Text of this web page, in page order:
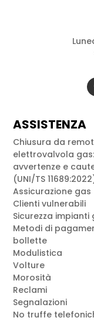
ASSISTENZA
Chiusura da
elettrovalvola gas:
avvertenze e
(UNI/TS
Assicurazione gas
Clienti vulnerabili
Sicurezza impianti
Metodi di
bollette
Modulistica
Volture
Morosità
Reclami
Segnalazioni
No truffe